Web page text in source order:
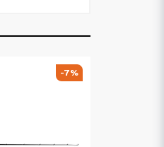
-7%